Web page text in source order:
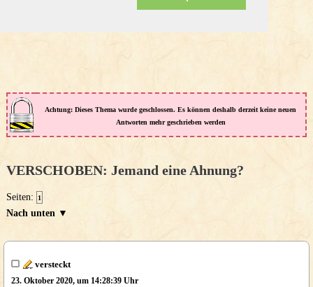
Achtung: Dieses Thema wurde geschlossen. Es können deshalb derzeit keine neuen
Antworten mehr geschrieben werden
VERSCHOBEN: Jemand eine Ahnung?
Seiten: 1
Nach unten ▼
versteckt
23. Oktober 2020, um 14:28:39 Uhr